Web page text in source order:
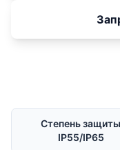
Степень защиты
IP55/IP65